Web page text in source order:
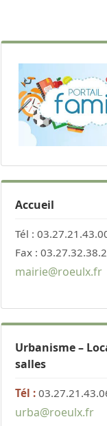
Accueil
Tél :
Fax :
mairie@roeulx.fr
Urbanisme –
salles
Tél :
urba@roeulx.fr